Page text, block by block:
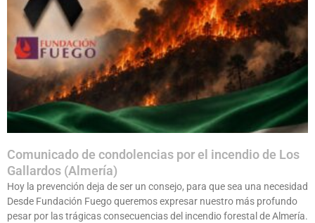
Comunicado de condolencias por el incendio de Los
Gallardos (Almería)
Hoy la prevención deja de ser un consejo, para que sea una necesidad
Desde Fundación Fuego queremos expresar nuestro más profundo
pesar por las trágicas consecuencias del incendio forestal de Almería.